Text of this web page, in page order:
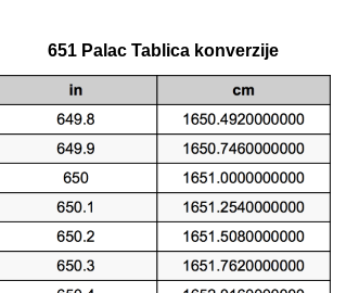
651 Palac Tablica konverzije